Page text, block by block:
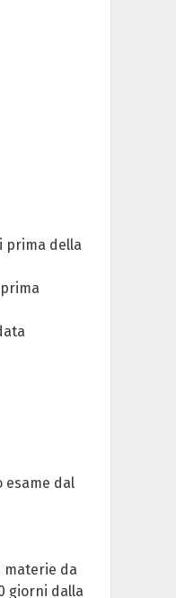
prima della
esame dal
materie da
giorni dalla